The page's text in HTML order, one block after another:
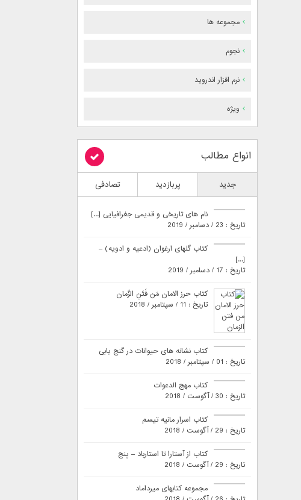
مجموعه ها
نجوم
نرم افزار اندروید
ویژه
انواع مطالب
جدید پربازدید تصادفی
نام های تاریخی و قدیمی جغرافیایی [...]
تاریخ : 23 / دسامبر / 2019
کتاب گلهای ارغوان (ادعیه و ادویه) –
[...]
تاریخ : 17 / دسامبر / 2019
کتاب حرز الامان مَن فَتَنِ الزَّمان
تاریخ : 11 / سپتامبر / 2018
کتاب نشانه های حیوانات در گنج یابی
تاریخ : 01 / سپتامبر / 2018
کتاب مهج الدعوات
تاریخ : 30 / آگوست / 2018
کتاب اسرار مانیه تیسم
تاریخ : 29 / آگوست / 2018
کتاب از آستارا تا استارباد – پنج
تاریخ : 29 / آگوست / 2018
مجموعه کتابهای میرداماد